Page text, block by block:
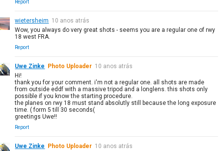
Report
wietersheim 10 anos atrás
Wow, you always do very great shots - seems you are a regular one of rwy
18 west FRA.
Report
Uwe Zinke Photo Uploader 10 anos atrás
Hi!
thank you for your comment. i'm not a regular one. all shots are made
from outside eddf with a massive tripod and a longlens. this shots only
possible if you know the starting procedure.
the planes on rwy 18 must stand absolutly still because the long exposure
time. ( form 5 till 30 seconds(
greetings Uwe!!
Report
Uwe Zinke Photo Uploader 10 anos atrás